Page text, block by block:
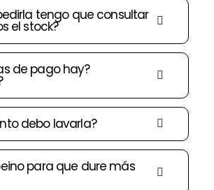
tengo que consultar
el stock?
de pago hay?
debo lavarla?
para que dure más